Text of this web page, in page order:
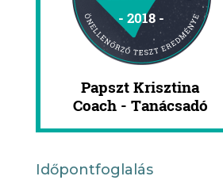
Időpontfoglalás